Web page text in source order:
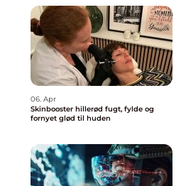
06. Apr
Skinbooster hillerød fugt, fylde og
fornyet glød til huden